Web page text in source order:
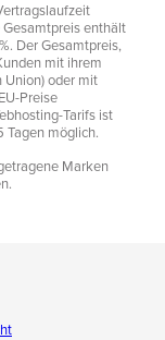
enthält
Der Gesamtpreis,
mit ihrem
Union) oder mit
Preise
Tarifs ist
Tagen möglich.
Marken